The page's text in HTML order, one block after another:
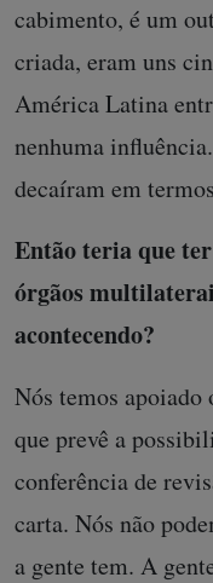
cabimento, é um
criada, eram uns
América Latina
nenhuma
decaíram em
Então teria que
órgãos
acontecendo?
Nós temos
que prevê a
conferência de
carta. Nós não
a gente tem. A